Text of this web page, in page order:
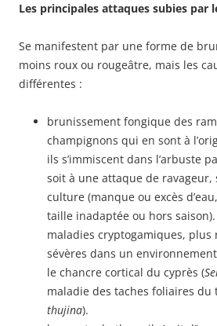
Les principales attaques subies par
Se manifestent par une forme de
moins roux ou rougeâtre, mais les
différentes :
brunissement fongique des
champignons qui en sont à
ils s’immiscent dans l’arbuste
soit à une attaque de ravageur,
culture (manque ou excès
taille inadaptée ou hors
maladies cryptogamiques, plus
sévères dans un
le chancre cortical du cyprès (
maladie des taches foliaires du
thujina).